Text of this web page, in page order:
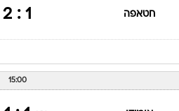
חטאפה 1 : 2
15:00